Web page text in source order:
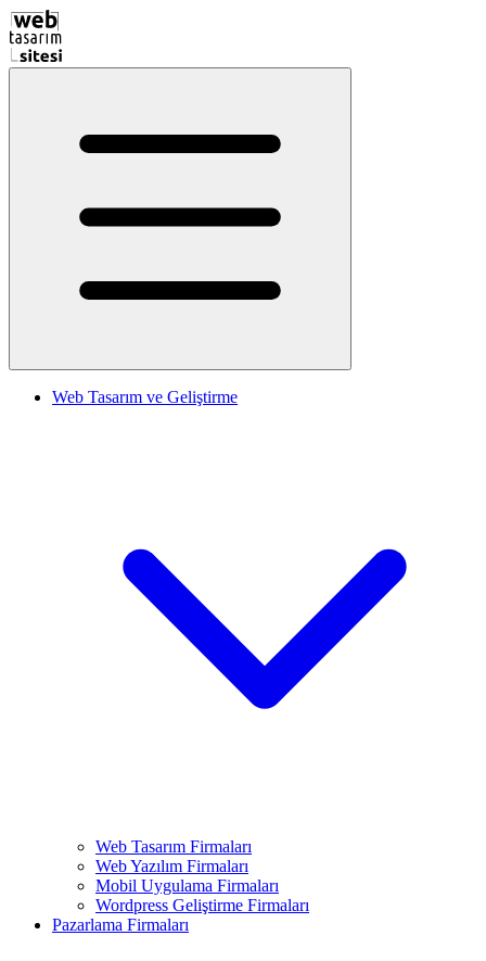
Web Tasarım ve Geliştirme
Web Tasarım Firmaları
Web Yazılım Firmaları
Mobil Uygulama Firmaları
Wordpress Geliştirme Firmaları
Pazarlama Firmaları